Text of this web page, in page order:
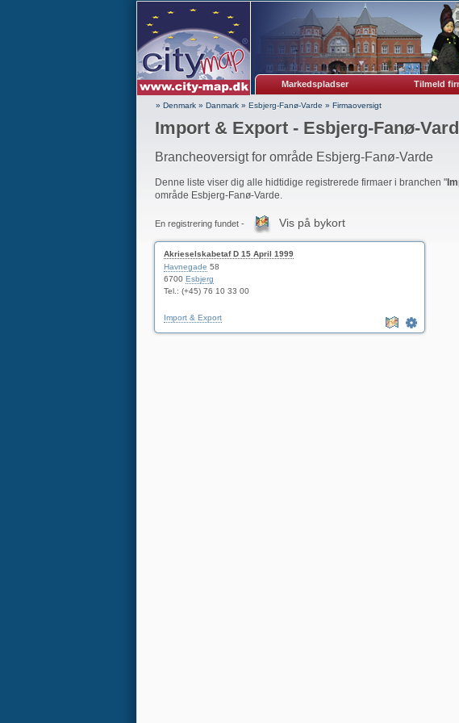
Markedspladser Tilmeld
» Denmark» Danmark» Esbjerg-Fanø-Varde » Firmaoversigt
Import & Export - Esbjerg-Fanø-
Brancheoversigt for område Esbjerg-Fanø-Varde
Denne liste viser dig alle hidtidige registrerede firmaer i branchen "
område Esbjerg-Fanø-Varde.
En registrering fundet - Vis på bykort
Akrieselskabetaf D 15 April 1999
Havnegade 58
6700 Esbjerg
Tel.: (+45) 76 10 33 00
Import & Export